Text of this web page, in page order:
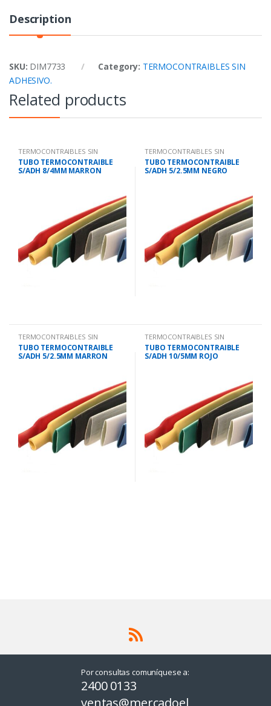
Description
SKU: DIM7733 Category: TERMOCONTRAIBLES SIN
ADHESIVO.
Related products
TERMOCONTRAIBLES SIN
ADHESIVO.
TUBO TERMOCONTRAIBLE
S/ADH 8/4MM MARRON
TERMOCONTRAIBLES SIN
ADHESIVO.
TUBO TERMOCONTRAIBLE
S/ADH 5/2.5MM NEGRO
TERMOCONTRAIBLES SIN
ADHESIVO.
TUBO TERMOCONTRAIBLE
S/ADH 5/2.5MM MARRON
TERMOCONTRAIBLES SIN
ADHESIVO.
TUBO TERMOCONTRAIBLE
S/ADH 10/5MM ROJO
Por consultas comuníquese a:
2400 0133